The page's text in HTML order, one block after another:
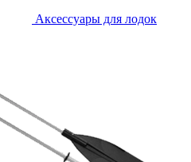
Аксессуары для лодок